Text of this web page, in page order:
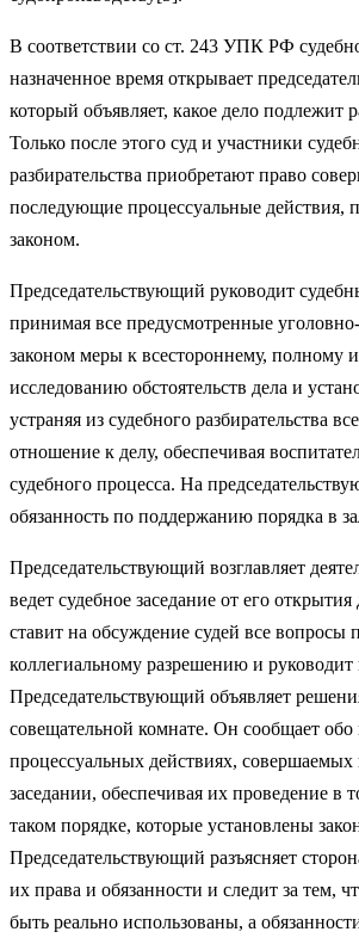
В соответствии со ст. 243 УПК РФ
назначенное время открывает
который объявляет, какое дело подлежит
Только после этого суд и участники
разбирательства приобретают право
последующие процессуальные действия,
законом.
Председательствующий руководит
принимая все предусмотренные
законом меры к всестороннему, полному
исследованию обстоятельств дела и
устраняя из судебного разбирательства
отношение к делу, обеспечивая
судебного процесса. На
обязанность по поддержанию порядка в
Председательствующий возглавляет
ведет судебное заседание от его
ставит на обсуждение судей все вопросы
коллегиальному разрешению и
Председательствующий объявляет
совещательной комнате. Он сообщает обо
процессуальных действиях, совершаемых
заседании, обеспечивая их проведение в
таком порядке, которые установлены
Председательствующий разъясняет
их права и обязанности и следит за тем,
быть реально использованы, а